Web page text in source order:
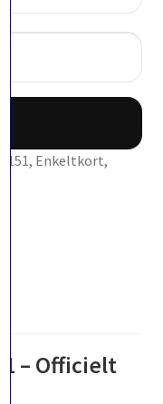
151, Enkeltkort,
– Officielt